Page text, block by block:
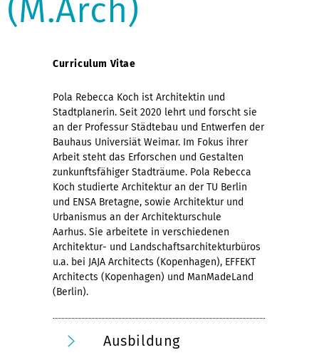
(M.Arch)
Curriculum Vitae
Pola Rebecca Koch ist Architektin und
Stadtplanerin. Seit 2020 lehrt und forscht sie
an der Professur Städtebau und Entwerfen der
Bauhaus Universiät Weimar. Im Fokus ihrer
Arbeit steht das Erforschen und Gestalten
zunkunftsfähiger Stadträume. Pola Rebecca
Koch studierte Architektur an der TU Berlin
und ENSA Bretagne, sowie Architektur und
Urbanismus an der Architekturschule
Aarhus. Sie arbeitete in verschiedenen
Architektur- und Landschaftsarchitekturbüros
u.a. bei JAJA Architects (Kopenhagen), EFFEKT
Architects (Kopenhagen) und ManMadeLand
(Berlin).
Ausbildung